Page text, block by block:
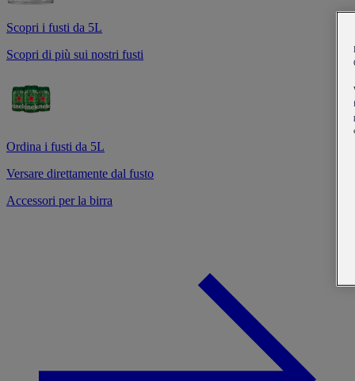
Scopri i fusti da 5L
Scopri di più sui nostri fusti
Ordina i fusti da 5L
Versare direttamente dal fusto
Accessori per la birra